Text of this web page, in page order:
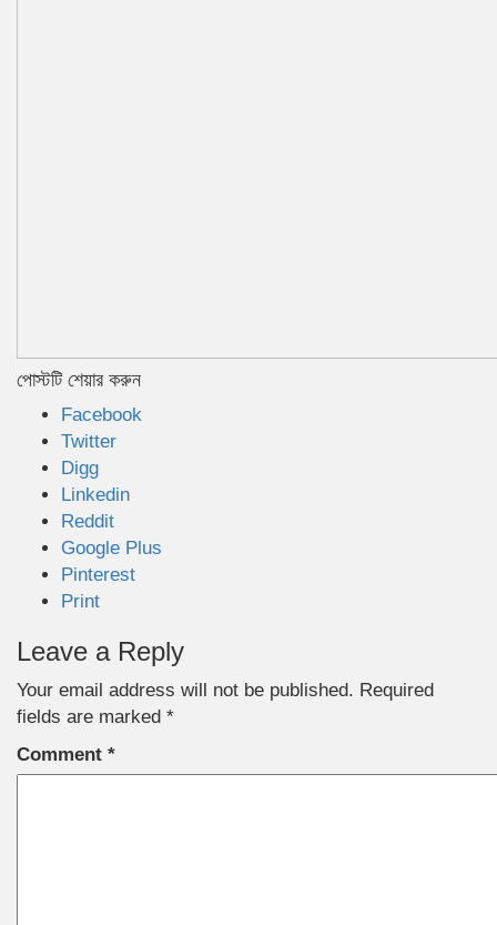
পোস্টটি শেয়ার করুন
Facebook
Twitter
Digg
Linkedin
Reddit
Google Plus
Pinterest
Print
Leave a Reply
Your email address will not be published. Required
fields are marked *
Comment *